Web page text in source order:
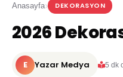
Anasayfa DEKORASYON
2026
E Yazar Medya 5 dk